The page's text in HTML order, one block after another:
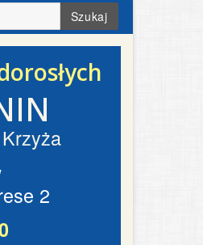
Szukaj
2